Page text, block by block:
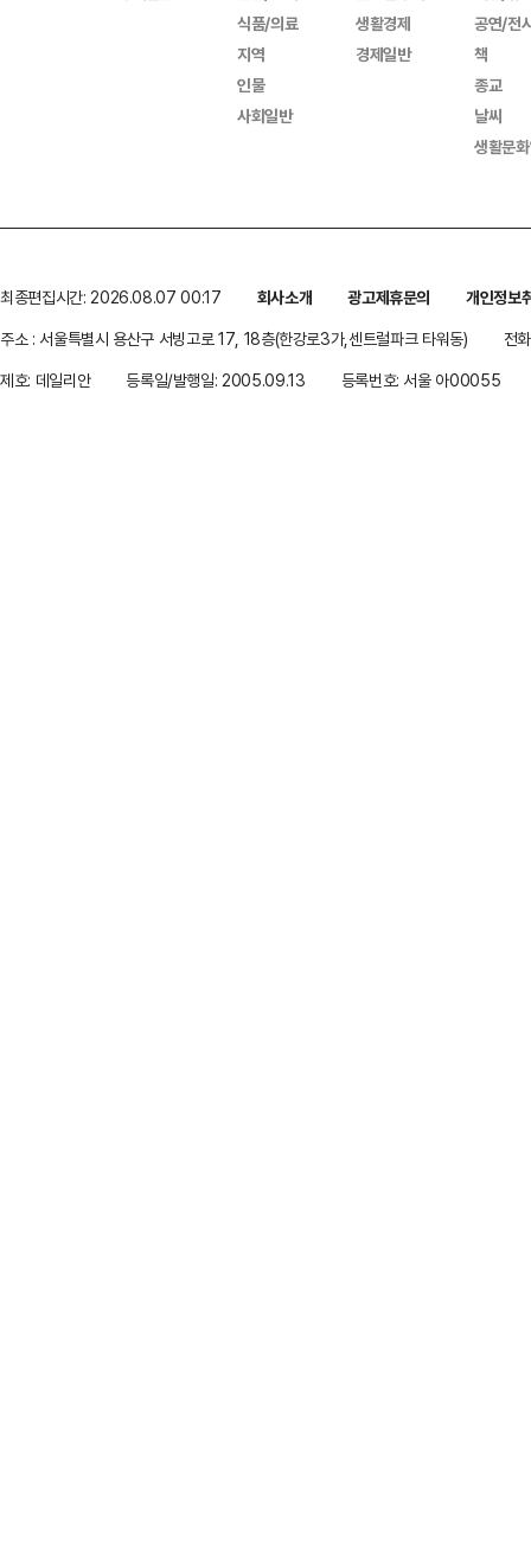
식품/의료
지역
인물
사회일반
생활경제
경제일반
공연/전
책
종교
날씨
생활문
최종편집시간: 2026.08.07 00:17 회사소개 광고제휴문의
개인정보
주소 : 서울특별시 용산구 서빙고로 17, 18층(한강로3가,센트럴파크 타워동)
전
제호: 데일리안
등록일/발행일: 2005.09.13 등록번호: 서울 아00055